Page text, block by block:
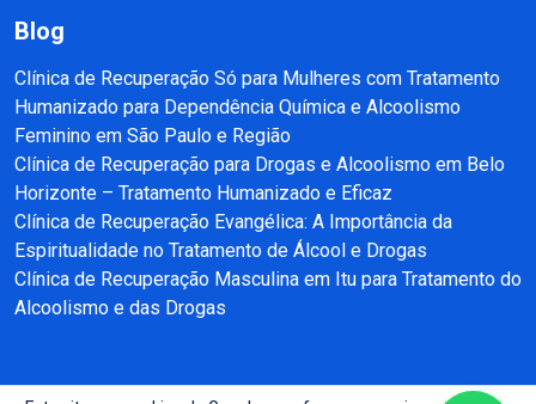
Blog
Clínica de Recuperação Só para Mulheres com Tratamento
Humanizado para Dependência Química e Alcoolismo
Feminino em São Paulo e Região
Clínica de Recuperação para Drogas e Alcoolismo em Belo
Horizonte – Tratamento Humanizado e Eficaz
Clínica de Recuperação Evangélica: A Importância da
Espiritualidade no Tratamento de Álcool e Drogas
Clínica de Recuperação Masculina em Itu para Tratamento do
Alcoolismo e das Drogas